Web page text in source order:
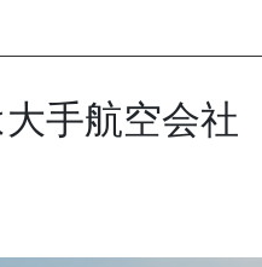
手航空会社